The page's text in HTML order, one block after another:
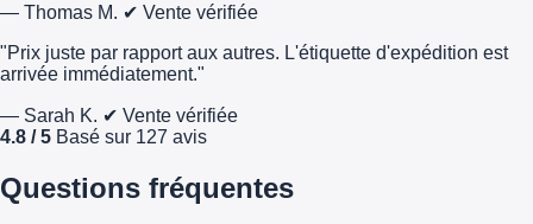
— Thomas M. ✔ Vente vérifiée
"Prix juste par rapport aux autres. L'étiquette d'expédition est
arrivée immédiatement."
— Sarah K. ✔ Vente vérifiée
4.8 / 5 Basé sur 127 avis
Questions fréquentes